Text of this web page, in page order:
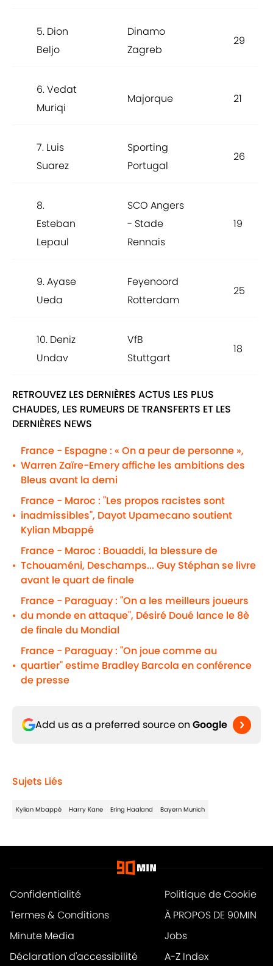
5. Dion
Beljo
Dinamo
Zagreb
29
6. Vedat
Muriqi
Majorque 21
7. Luis
Suarez
Sporting
Portugal
26
8.
Esteban
Lepaul
SCO Angers
- Stade
Rennais
19
9. Ayase
Ueda
Feyenoord
Rotterdam
25
10. Deniz
Undav
VfB
Stuttgart
18
RETROUVEZ LES DERNIÈRES ACTUS LES PLUS
CHAUDES, LES RUMEURS DE TRANSFERTS ET LES
DERNIÈRES NEWS
•
France - Espagne : « On a peur de personne »,
Warren Zaïre-Emery affiche les ambitions des
Bleus avant la demi
•
France - Maroc : "Les propos racistes sont
inadmissibles", Dayot Upamecano soutient
Kylian Mbappé
•
France - Maroc : Bouaddi, la blessure de
Tchouaméni, Deschamps... Guy Stéphan se livre
avant le quart de finale
•
France - Paraguay : "On a les meilleurs joueurs
du monde en attaque", Désiré Doué lance le 8è
de finale du Mondial
•
France - Paraguay : "On joue comme au
quartier" estime Bradley Barcola en conférence
de presse
Add us as a preferred source on Google
Sujets Liés
Kylian Mbappé Harry Kane Ering Haaland Bayern Munich
Confidentialité
Politique de Cookie
Termes & Conditions
À PROPOS DE 90MIN
Minute Media
Jobs
Déclaration d'accessibilité
A-Z Index